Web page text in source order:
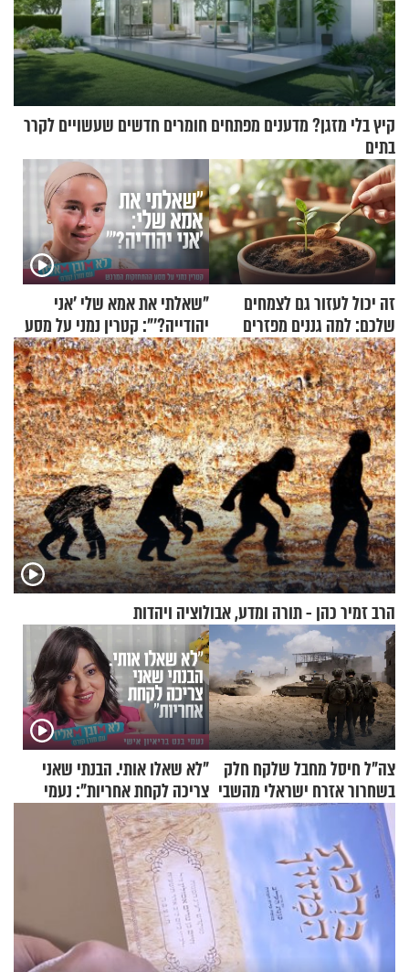
קיץ בלי מזגן? מדענים מפתחים חומרים חדשים שעשויים לקרר
בתים
זה יכול לעזור גם לצמחים
שלכם: למה גננים מפזרים
קינמון בעציצים?
"שאלתי את אמא שלי 'אני
יהודייה?'": קטרין נמני על מסע
ההתחזקות המרגש
הרב זמיר כהן - תורה ומדע, אבולוציה ויהדות
צה"ל חיסל מחבל שלקח חלק
בשחרור אזרח ישראלי מהשבי
"לא שאלו אותי. הבנתי שאני
צריכה לקחת אחריות": נעמי
בנט בריאיון אישי